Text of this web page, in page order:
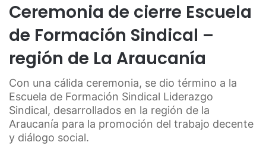
Ceremonia de cierre Escuela
de Formación Sindical –
región de La Araucanía
Con una cálida ceremonia, se dio término a la
Escuela de Formación Sindical Liderazgo
Sindical, desarrollados en la región de la
Araucanía para la promoción del trabajo decente
y diálogo social.